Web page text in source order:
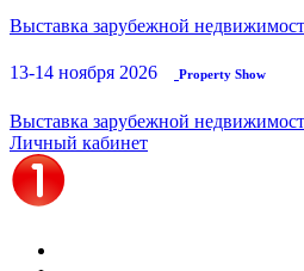
Выставка зарубежной
13-14 ноября 2026 Property Show
Выставка зарубежной
Личный кабинет